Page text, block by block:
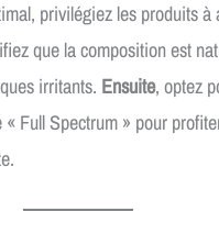
privilégiez les produits à
que la composition est
irritants. Ensuite, optez
Full Spectrum » pour